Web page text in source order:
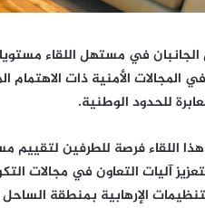
في مستهل اللقاء
في المجالات الأمنية ذات
للحدود الوطنية.
اللقاء فرصة للطرفين لتقييم
آليات التعاون في مجالات
الإرهابية بمنطقة الساحل